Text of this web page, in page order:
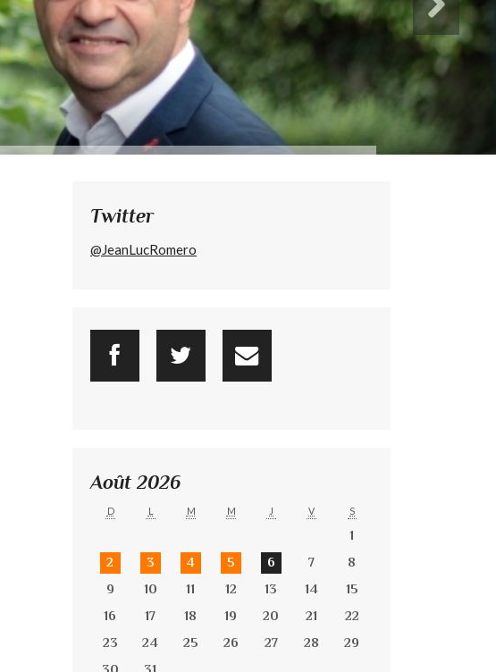
Twitter
@JeanLucRomero
Août 2026
D L M M J V S
1
2
3 4 5 6 7
8
9
10 11 12 13 14
15
16
17 18 19 20 21
22
23
24 25 26 27 28
29
30
31